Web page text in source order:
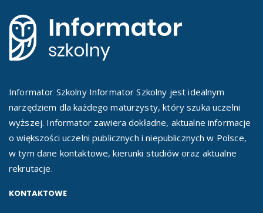
Informator Szkolny Informator Szkolny jest idealnym
narzędziem dla każdego maturzysty, który szuka uczelni
wyższej. Informator zawiera dokładne, aktualne informacje
o większości uczelni publicznych i niepublicznych w Polsce,
w tym dane kontaktowe, kierunki studiów oraz aktualne
rekrutacje.
KONTAKTOWE